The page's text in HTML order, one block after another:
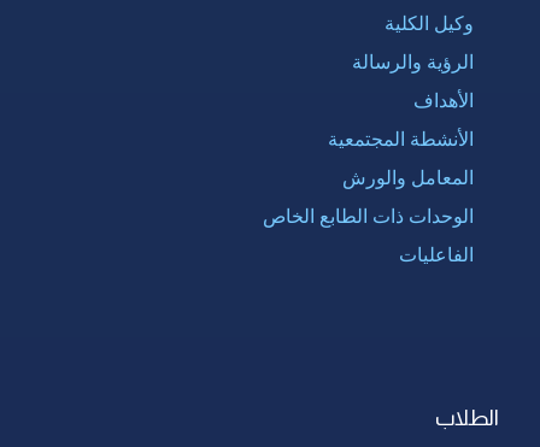
وكيل الكلية
الرؤية والرسالة
الأهداف
الأنشطة المجتمعية
المعامل والورش
الوحدات ذات الطابع الخاص
الفاعليات
الطلاب